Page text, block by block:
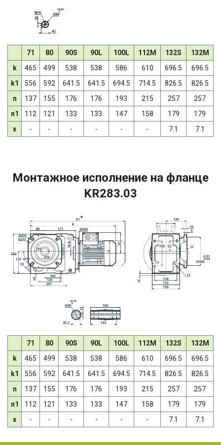
71 80 90S 90L 100L 112M 132S
132M
k
465 499 538 538 586 610 696.5
696.5
k1
556 592 641.5 641.5 694.5 714.5 826.5
826.5
n
137 155 176 176 193 215 257
257
n1
112 121 133 133 147 158 179
179
x
- - - - - - 7.1 7.1
Монтажное исполнение на фланце
KR283.03
71 80 90S 90L 100L 112M 132S
132M
k
465 499 538 538 586 610 696.5
696.5
k1
556 592 641.5 641.5 694.5 714.5 826.5
826.5
n
137 155 176 176 193 215 257
257
n1
112 121 133 133 147 158 179
179
x
- - - - - - 7.1 7.1